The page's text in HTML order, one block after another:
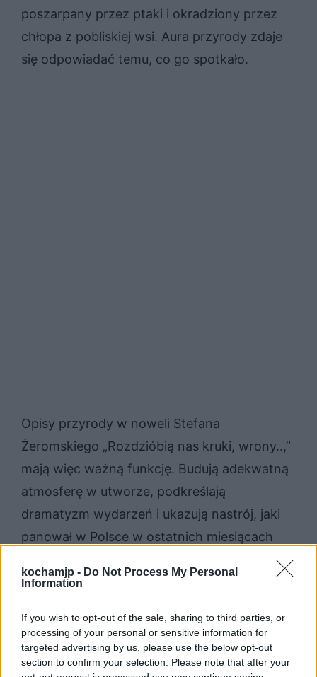
kochamjp - Do Not Process My Personal
Information
If you wish to opt-out of the sale, sharing to third parties, or
processing of your personal or sensitive information for
targeted advertising by us, please use the below opt-out
section to confirm your selection. Please note that after your
poszarpany przez ptaki i okradziony przez
chłopa z pobliskiej wsi. Aura przyrody zdaje
się odpowiadać temu, co go spotkało.
Opisy przyrody w noweli Stefana
Żeromskiego „Rozdzióbią nas kruki, wrony..,”
mają więc ważną funkcję. Budują adekwatną
atmosferę w utworze, podkreślają
dramatyzm wydarzeń i ukazują nastrój, jaki
panował w Polsce w ostatnich miesiącach
Rozdzióbią nas kruki, wrony – plan
wydarzeń